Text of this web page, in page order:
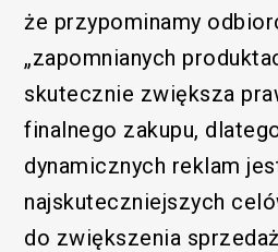
że przypominamy
„zapomnianych
skutecznie zwiększa
finalnego zakupu,
dynamicznych reklam
najskuteczniejszych
do zwiększenia